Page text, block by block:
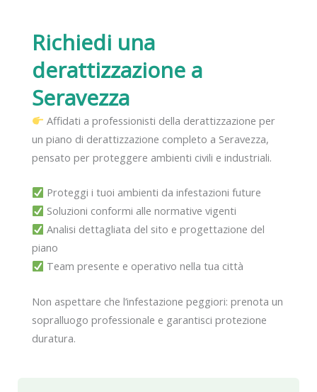
Richiedi una
derattizzazione a
Seravezza
Affidati a professionisti della derattizzazione per
un piano di derattizzazione completo a Seravezza,
pensato per proteggere ambienti civili e industriali.
Proteggi i tuoi ambienti da infestazioni future
Soluzioni conformi alle normative vigenti
Analisi dettagliata del sito e progettazione del
piano
Team presente e operativo nella tua città
Non aspettare che l’infestazione peggiori: prenota un
sopralluogo professionale e garantisci protezione
duratura.